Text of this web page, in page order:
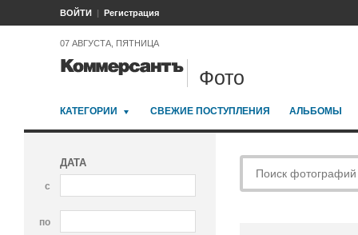
ВОЙТИ Регистрация
07 АВГУСТА, ПЯТНИЦА
Фото
КАТЕГОРИИ СВЕЖИЕ ПОСТУПЛЕНИЯ АЛЬБОМЫ
ДАТА
с
по